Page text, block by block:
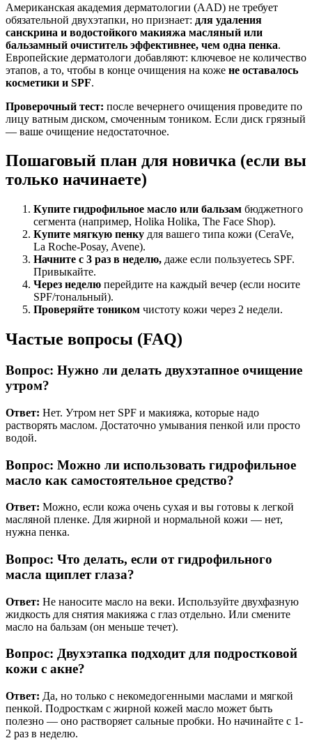
Американская академия дерматологии (AAD) не требует
обязательной двухэтапки, но признает: для удаления
санскрина и водостойкого макияжа масляный или
бальзамный очиститель эффективнее, чем одна пенка.
Европейские дерматологи добавляют: ключевое не количество
этапов, а то, чтобы в конце очищения на коже не оставалось
косметики и SPF.
Проверочный тест: после вечернего очищения проведите по
лицу ватным диском, смоченным тоником. Если диск грязный
— ваше очищение недостаточное.
Пошаговый план для новичка (если вы
только начинаете)
Купите гидрофильное масло или бальзам бюджетного
сегмента (например, Holika Holika, The Face Shop).
Купите мягкую пенку для вашего типа кожи (CeraVe,
La Roche-Posay, Avene).
Начните с 3 раз в неделю, даже если пользуетесь SPF.
Привыкайте.
Через неделю перейдите на каждый вечер (если носите
SPF/тональный).
Проверяйте тоником чистоту кожи через 2 недели.
Частые вопросы (FAQ)
Вопрос: Нужно ли делать двухэтапное очищение
утром?
Ответ: Нет. Утром нет SPF и макияжа, которые надо
растворять маслом. Достаточно умывания пенкой или просто
водой.
Вопрос: Можно ли использовать гидрофильное
масло как самостоятельное средство?
Ответ: Можно, если кожа очень сухая и вы готовы к легкой
масляной пленке. Для жирной и нормальной кожи — нет,
нужна пенка.
Вопрос: Что делать, если от гидрофильного
масла щиплет глаза?
Ответ: Не наносите масло на веки. Используйте двухфазную
жидкость для снятия макияжа с глаз отдельно. Или смените
масло на бальзам (он меньше течет).
Вопрос: Двухэтапка подходит для подростковой
кожи с акне?
Ответ: Да, но только с некомедогенными маслами и мягкой
пенкой. Подросткам с жирной кожей масло может быть
полезно — оно растворяет сальные пробки. Но начинайте с 1-
2 раз в неделю.